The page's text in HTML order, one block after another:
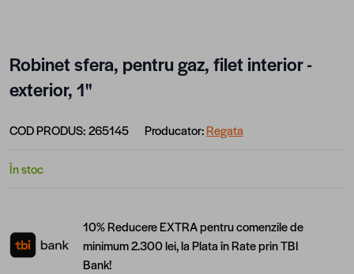
Robinet sfera, pentru gaz, filet interior -
exterior, 1"
COD PRODUS:265145 Producator:Regata
În stoc
10% Reducere EXTRA pentru comenzile de
minimum 2.300 lei, la Plata în Rate prin TBI
Bank!